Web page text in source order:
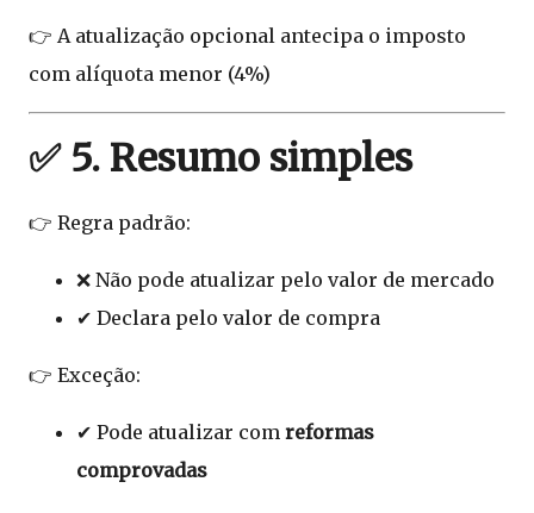
👉 A atualização opcional antecipa o imposto
com alíquota menor (4%)
✅ 5. Resumo simples
👉 Regra padrão:
❌ Não pode atualizar pelo valor de mercado
✔ Declara pelo valor de compra
👉 Exceção:
✔ Pode atualizar com reformas
comprovadas